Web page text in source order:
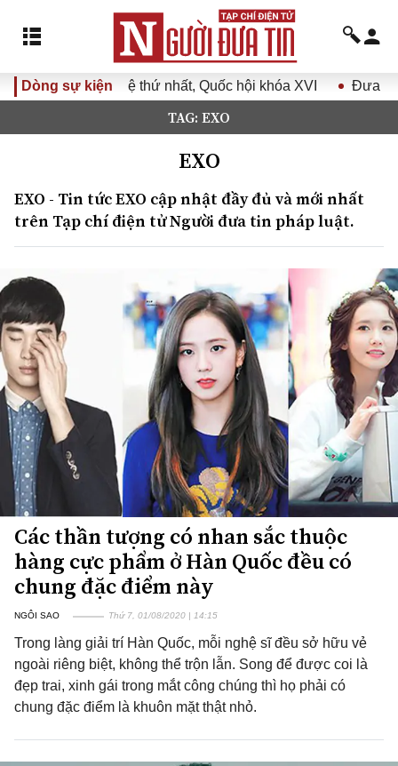
Dòng sự kiện
nhất, Quốc hội khóa XVI Đưa Nghị quyết Đại hội Đảng
TAG: EXO
EXO
EXO - Tin tức EXO cập nhật đầy đủ và mới nhất
trên Tạp chí điện tử Người đưa tin pháp luật.
Các thần tượng có nhan sắc thuộc
hàng cực phẩm ở Hàn Quốc đều có
chung đặc điểm này
NGÔI SAO Thứ 7, 01/08/2020 | 14:15
Trong làng giải trí Hàn Quốc, mỗi nghệ sĩ đều sở hữu vẻ
ngoài riêng biệt, không thể trộn lẫn. Song để được coi là
đẹp trai, xinh gái trong mắt công chúng thì họ phải có
chung đặc điểm là khuôn mặt thật nhỏ.